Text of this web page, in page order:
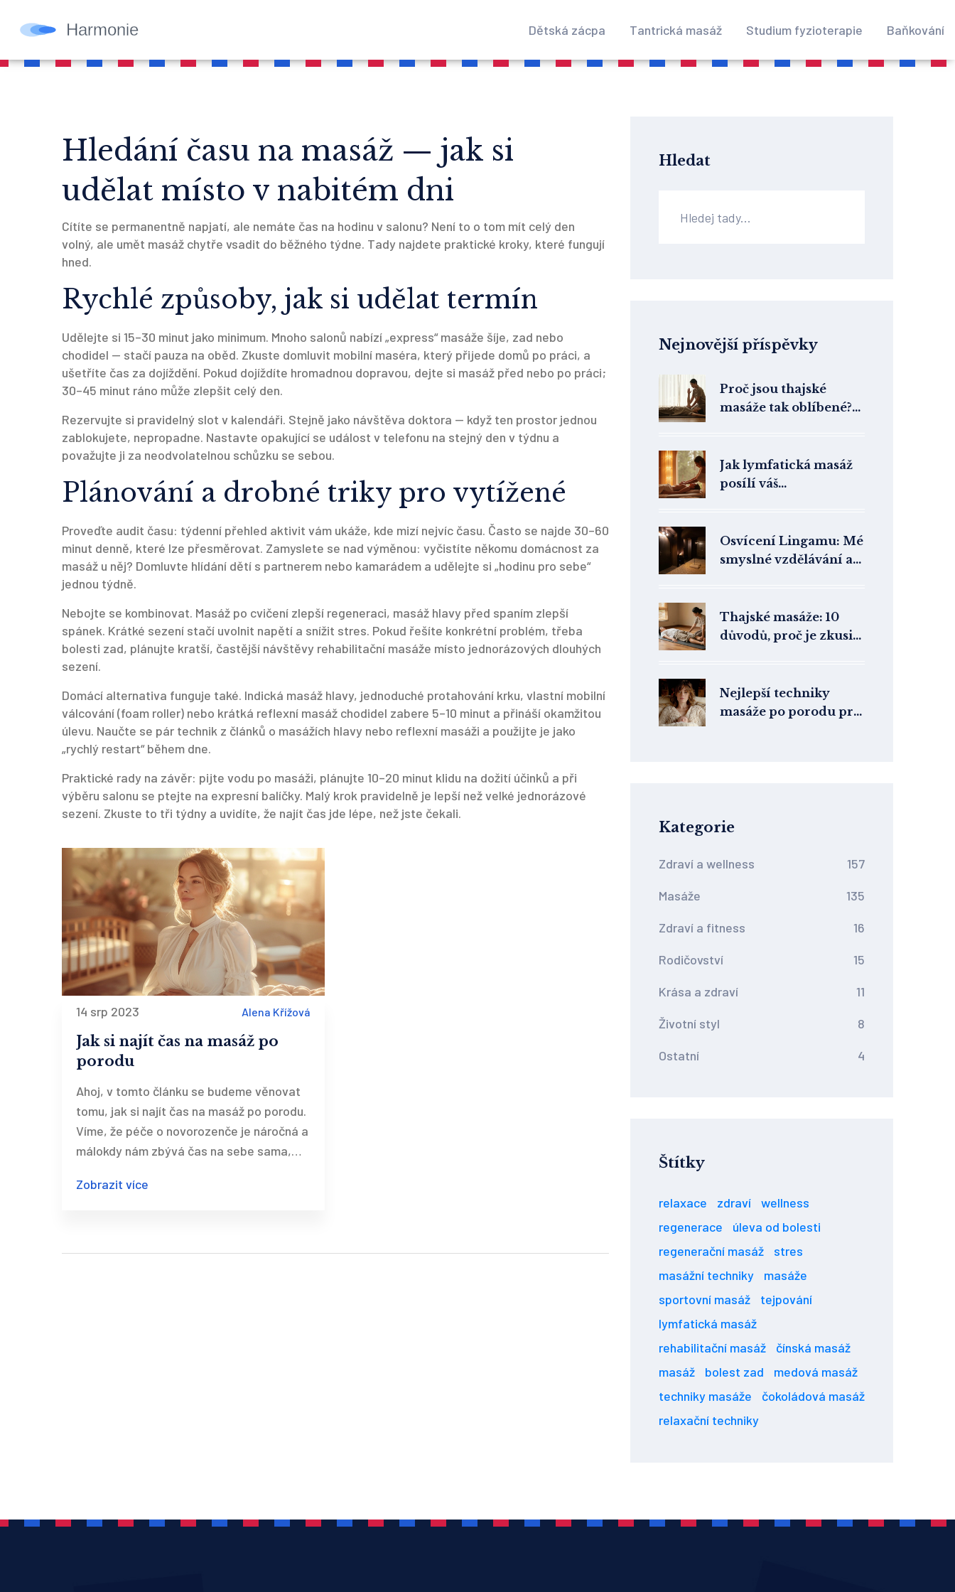
Dětská zácpa Tantrická masáž Studium fyzioterapie Baňkování
Hledání času na masáž — jak si
udělat místo v nabitém dni
Cítíte se permanentně napjatí, ale nemáte čas na hodinu v salonu? Není to o tom mít celý den
volný, ale umět masáž chytře vsadit do běžného týdne. Tady najdete praktické kroky, které fungují
hned.
Rychlé způsoby, jak si udělat termín
Udělejte si 15–30 minut jako minimum. Mnoho salonů nabízí „express“ masáže šíje, zad nebo
chodidel — stačí pauza na oběd. Zkuste domluvit mobilní maséra, který přijede domů po práci, a
ušetříte čas za dojíždění. Pokud dojíždíte hromadnou dopravou, dejte si masáž před nebo po práci;
30–45 minut ráno může zlepšit celý den.
Rezervujte si pravidelný slot v kalendáři. Stejně jako návštěva doktora — když ten prostor jednou
zablokujete, nepropadne. Nastavte opakující se událost v telefonu na stejný den v týdnu a
považujte ji za neodvolatelnou schůzku se sebou.
Plánování a drobné triky pro vytížené
Proveďte audit času: týdenní přehled aktivit vám ukáže, kde mizí nejvíc času. Často se najde 30–60
minut denně, které lze přesměrovat. Zamyslete se nad výměnou: vyčistíte někomu domácnost za
masáž u něj? Domluvte hlídání dětí s partnerem nebo kamarádem a udělejte si „hodinu pro sebe“
jednou týdně.
Nebojte se kombinovat. Masáž po cvičení zlepší regeneraci, masáž hlavy před spaním zlepší
spánek. Krátké sezení stačí uvolnit napětí a snížit stres. Pokud řešíte konkrétní problém, třeba
bolesti zad, plánujte kratší, častější návštěvy rehabilitační masáže místo jednorázových dlouhých
sezení.
Domácí alternativa funguje také. Indická masáž hlavy, jednoduché protahování krku, vlastní mobilní
válcování (foam roller) nebo krátká reflexní masáž chodidel zabere 5–10 minut a přináší okamžitou
úlevu. Naučte se pár technik z článků o masážích hlavy nebo reflexní masáži a použijte je jako
„rychlý restart“ během dne.
Praktické rady na závěr: pijte vodu po masáži, plánujte 10–20 minut klidu na dožití účinků a při
výběru salonu se ptejte na expresní balíčky. Malý krok pravidelně je lepší než velké jednorázové
sezení. Zkuste to tři týdny a uvidíte, že najít čas jde lépe, než jste čekali.
14 srp 2023 Alena Křížová
Jak si najít čas na masáž po
porodu
Ahoj, v tomto článku se budeme věnovat
tomu, jak si najít čas na masáž po porodu.
Víme, že péče o novorozenče je náročná a
málokdy nám zbývá čas na sebe sama,
chvilku na regeneraci. Pojďme spolu
přitom nezanedbat péči o naše malé
Zobrazit více
Hledat
Nejnovější příspěvky
Proč jsou thajské
masáže tak oblíbené?
technikami
Jak lymfatická masáž
posílí váš
Osvícení Lingamu: Mé
smyslné vzdělávání a
Thajské masáže: 10
důvodů, proč je zkusit
Nejlepší techniky
masáže po porodu pro
Kategorie
Zdraví a wellness 157
Masáže 135
Zdraví a fitness 16
Rodičovství 15
Krása a zdraví 11
Životní styl 8
Ostatní 4
Štítky
relaxace zdraví
wellness
regenerace
úleva od bolesti
regenerační masáž
stres
masážní techniky
masáže
sportovní masáž
tejpování
lymfatická masáž
rehabilitační masáž
čínská masáž
masáž
bolest zad
medová masáž
techniky masáže
čokoládová masáž
relaxační techniky